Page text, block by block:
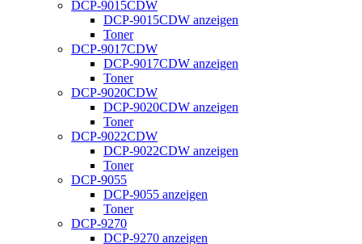
DCP-9015CDW
DCP-9015CDW anzeigen
Toner
DCP-9017CDW
DCP-9017CDW anzeigen
Toner
DCP-9020CDW
DCP-9020CDW anzeigen
Toner
DCP-9022CDW
DCP-9022CDW anzeigen
Toner
DCP-9055
DCP-9055 anzeigen
Toner
DCP-9270
DCP-9270 anzeigen